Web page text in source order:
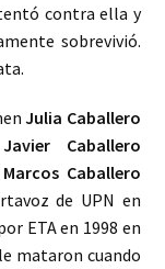
contra ella y
sobrevivió.
Julia Caballero
Caballero
Caballero
de UPN en
ETA en 1998 en
mataron cuando